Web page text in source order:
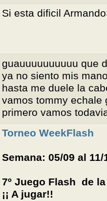
Si esta dificil
guauuuuuuuuuu que
ya no siento mis
hasta me duele la
vamos tommy echale
primero vamos
Torneo WeekFlash
Semana: 05/09 al 11/
7º Juego Flash de
¡¡ A jugar!!